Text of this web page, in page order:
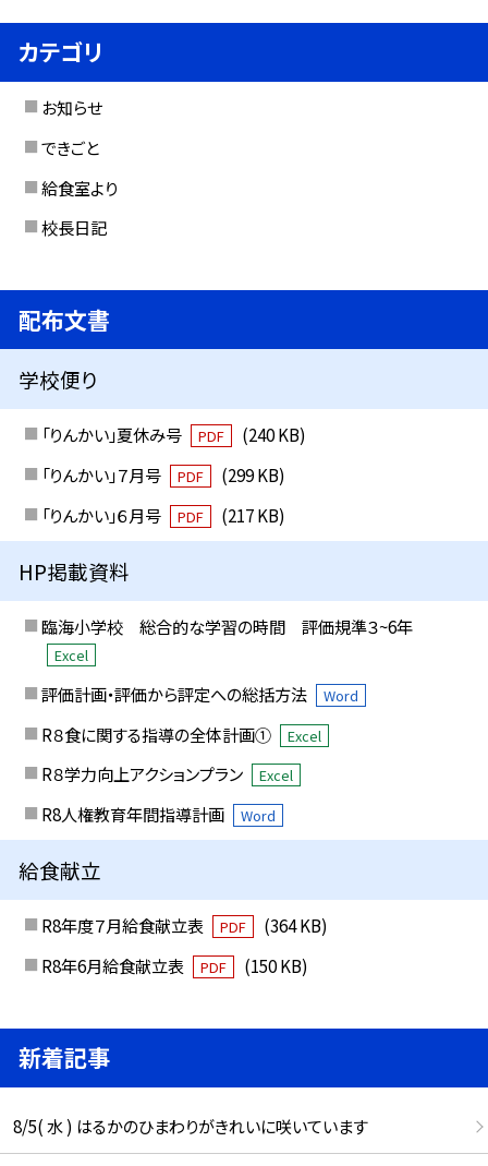
カテゴリ
お知らせ
できごと
給食室より
校長日記
配布文書
学校便り
「りんかい」夏休み号 PDF
(240 KB)
「りんかい」７月号
PDF
(299 KB)
「りんかい」６月号
PDF (217 KB)
HP掲載資料
臨海小学校 総合的な学習の時間 評価規準３~6年
Excel
評価計画・評価から評定への総括方法 Word
R８食に関する指導の全体計画① Excel
R８学力向上アクションプラン Excel
R8人権教育年間指導計画 Word
給食献立
R8年度７月給食献立表 PDF
(364 KB)
R8年6月給食献立表
PDF (150 KB)
新着記事
8/5( 水 ) はるかのひまわりがきれいに咲いています